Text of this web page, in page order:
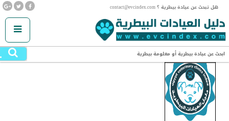
هل تبحث عن عيادة بيطرية ؟ contact@evcindex.com
ابحث عن عيادة بيطرية أو معلومة بيطرية